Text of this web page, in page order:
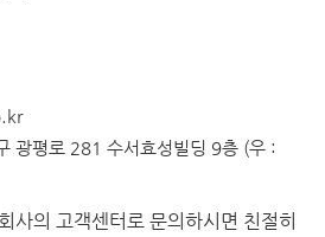
광평로 281 수서효성빌딩 9층 (우 :
사의 고객센터로 문의하시면 친절히